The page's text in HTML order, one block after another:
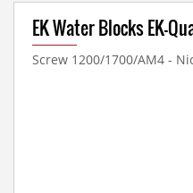
EK Water Blocks EK-
Screw 1200/1700/AM4 -